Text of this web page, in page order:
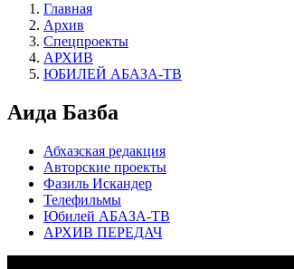
Главная
Архив
Спецпроекты
АРХИВ
ЮБИЛЕЙ АБАЗА-ТВ
Аида Базба
Абхазская редакция
Авторские проекты
Фазиль Искандер
Телефильмы
Юбилей АБАЗА-ТВ
АРХИВ ПЕРЕДАЧ